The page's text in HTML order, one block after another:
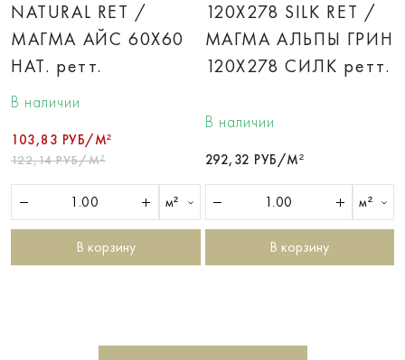
NATURAL RET /
МАГМА АЙС 60X60
НАТ. ретт.
В наличии
103,83 РУБ/М²
122,14 РУБ/М²
м²
В корзину
120X278 SILK RET /
МАГМА АЛЬПЫ ГРИН
120X278 СИЛК ретт.
В наличии
292,32 РУБ/М²
м²
В корзину